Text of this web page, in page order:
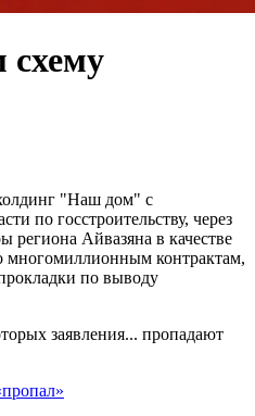
схему
"Наш дом" с
по госстроительству, через
Айвазяна в качестве
многомиллионным контрактам,
по выводу
заявления... пропадают